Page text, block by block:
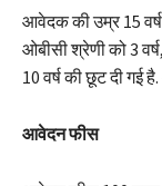
आवेदक की उम्र 15 वर्ष
ओबीसी श्रेणी को 3
10 वर्ष की छूट दी गई
आवेदन फीस